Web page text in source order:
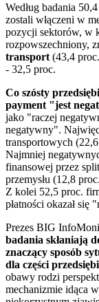
Według badania
zostali włączeni w
pozycji sektorów, w
rozpowszechniony,
transport (43,4
- 32,5 proc.
Co szósty
payment "jest
jako "raczej
negatywny".
transportowych
Najmniej
finansowej przez
przemysłu (12,8
Z kolei 52,5 proc.
płatności okazał się
Prezes BIG
badania skłaniają
znaczący sposób
dla części
obawy rodzi
mechanizmie idąca